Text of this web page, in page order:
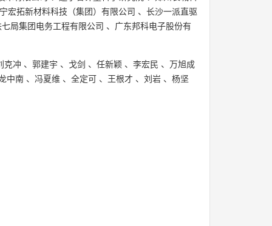
宏拓新材料科技（集团）有限公司 、 长沙一派直驱
局集团电务工程有限公司 、 广东邦科电子股份有
克冲 、 郭建宇 、 戈剑 、 任新颖 、 李宏民 、 万旭成
中南 、 冯夏维 、 全定可 、 王根才 、 刘岩 、 杨坚